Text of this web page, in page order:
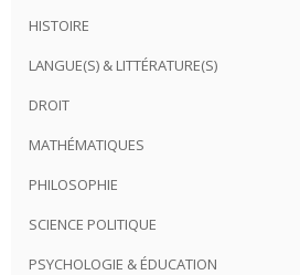
HISTOIRE
LANGUE(S) & LITTÉRATURE(S)
DROIT
MATHÉMATIQUES
PHILOSOPHIE
SCIENCE POLITIQUE
PSYCHOLOGIE & ÉDUCATION